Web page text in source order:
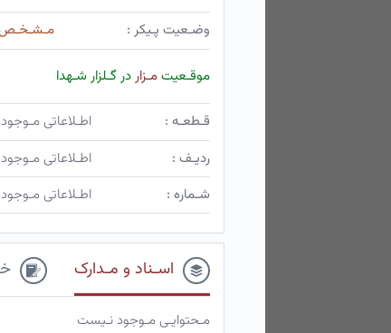
وضـعیت پـیکر :
موقـعیتمـزاردر گـلزار شـهدا
قـطعـه :
اطـلاعاتی
ردیـف :
اطـلاعاتی
شـماره :
اطـلاعاتی
اسـناد و مـدارک
مـحتوایـی مـوجود نـیست